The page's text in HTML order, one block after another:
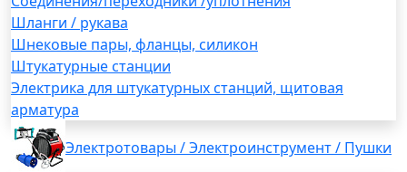
Шланги / рукава
Шнековые пары, фланцы, силикон
Штукатурные станции
Электрика для штукатурных станций, щитовая
арматура
Электротовары / Электроинструмент / Пушки